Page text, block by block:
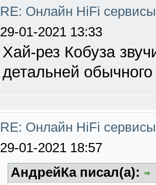
RE: Онлайн HiFi
29-01-2021 13:33
Хай-рез Кобуза
детальней
RE: Онлайн HiFi
29-01-2021 18:57
АндрейКа писал(а):